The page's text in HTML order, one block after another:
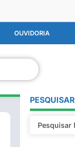
OUVIDORIA
PESQUISAR